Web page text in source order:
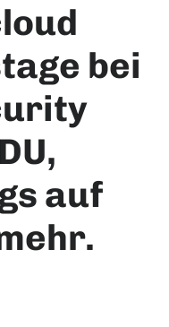
bei
auf